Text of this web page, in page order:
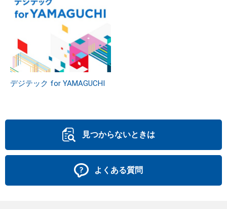
デジテック for YAMAGUCHI
見つからないときは
よくある質問